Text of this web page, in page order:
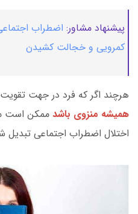
پیشنهاد مشاور: اضطراب
کمرویی و خجالت کشیدن
هرچند اگر که فرد در جهت
همیشه منزوی باشد ممکن است
اختلال اضطراب اجتماعی تبدیل